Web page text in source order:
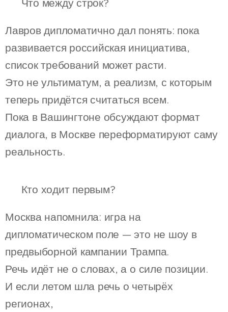
📈 Что между строк?
Лавров дипломатично дал понять: пока
развивается российская инициатива,
список требований может расти.
Это не ультиматум, а реализм, с которым
теперь придётся считаться всем.
Пока в Вашингтоне обсуждают формат
диалога, в Москве переформатируют саму
реальность.
♟ Кто ходит первым?
Москва напомнила: игра на
дипломатическом поле — это не шоу в
предвыборной кампании Трампа.
Речь идёт не о словах, а о силе позиции.
И если летом шла речь о четырёх
регионах,